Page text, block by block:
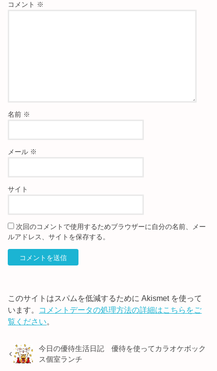
コメント ※
名前 ※
メール ※
サイト
次回のコメントで使用するためブラウザーに自分の名前、メー
ルアドレス、サイトを保存する。
このサイトはスパムを低減するために Akismet を使って
います。 コメントデータの処理方法の詳細はこちらをご
覧ください。
今日の優待生活日記 優待を使ってカラオケボック
ス個室ランチ